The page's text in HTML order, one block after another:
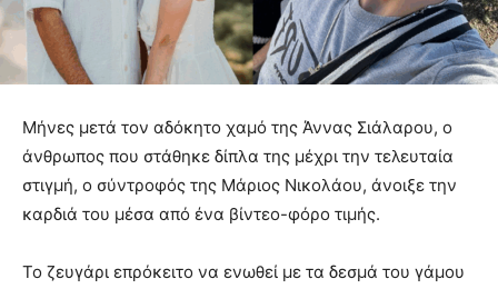
Μήνες μετά τον αδόκητο χαμό της Άννας Σιάλαρου, ο
άνθρωπος που στάθηκε δίπλα της μέχρι την τελευταία
στιγμή, ο σύντροφός της Μάριος Νικολάου, άνοιξε την
καρδιά του μέσα από ένα βίντεο-φόρο τιμής.
Το ζευγάρι επρόκειτο να ενωθεί με τα δεσμά του γάμου